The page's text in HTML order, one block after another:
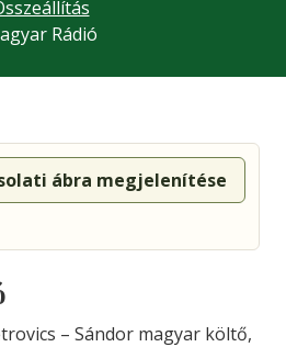
Rádió
ábra megjelenítése
– Sándor magyar költő,